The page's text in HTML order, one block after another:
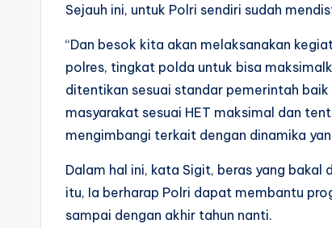
Sejauh ini, untuk Polri sendiri sudah
“Dan besok kita akan melaksanakan
polres, tingkat polda untuk bisa
ditentikan sesuai standar pemerintah
masyarakat sesuai HET maksimal dan
mengimbangi terkait dengan dinamika
Dalam hal ini, kata Sigit, beras yang bakal
itu, Ia berharap Polri dapat membantu
sampai dengan akhir tahun nanti.